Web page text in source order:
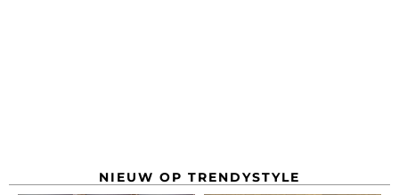
NIEUW OP TRENDYSTYLE